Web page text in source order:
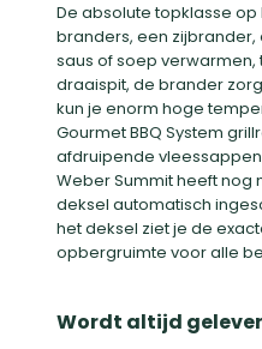
De absolute topklasse
branders, een
saus of soep
draaispit, de brander
kun je enorm hoge
Gourmet BBQ System
afdruipende
Weber Summit heeft nog
deksel automatisch
het deksel ziet je de
opbergruimte voor alle
Wordt altijd